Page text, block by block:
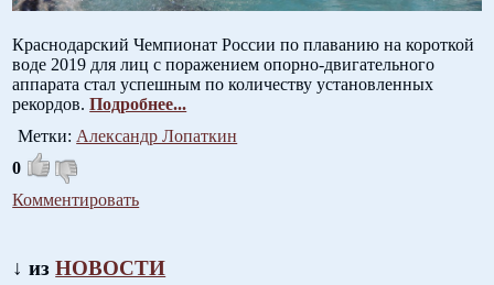
Краснодарский Чемпионат России по плаванию на короткой
воде 2019 для лиц с поражением опорно-двигательного
аппарата стал успешным по количеству установленных
рекордов.Подробнее...
Метки: Александр Лопаткин
0
Комментировать
↓ изНОВОСТИ